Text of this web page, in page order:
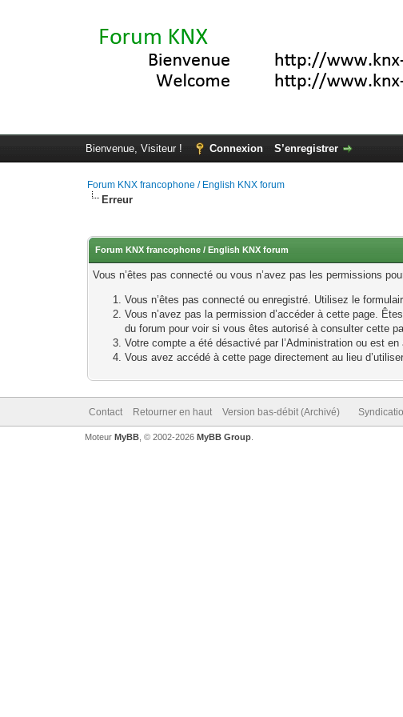
Bienvenue, Visiteur ! Connexion S’enregistrer
Forum KNX francophone / English KNX forum
Erreur
Forum KNX francophone / English KNX forum
Vous n’êtes pas connecté ou vous n’avez pas les permissions
Vous n’êtes pas connecté ou enregistré. Utilisez le
Vous n’avez pas la permission d’accéder à cette page.
du forum pour voir si vous êtes autorisé à consulter cette
Votre compte a été désactivé par l’Administration ou est
Vous avez accédé à cette page directement au lieu
Contact Retourner en haut Version bas-débit (Archivé)
Moteur MyBB, © 2002-2026 MyBB Group.